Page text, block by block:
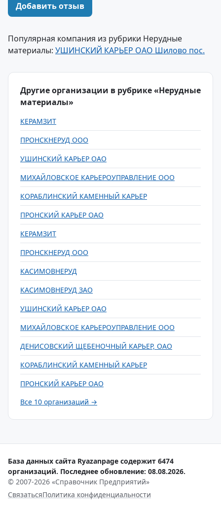
Добавить отзыв
Популярная компания из рубрики Нерудные
материалы: УШИНСКИЙ КАРЬЕР ОАО Шилово пос.
Другие организации в рубрике «Нерудные
материалы»
КЕРАМЗИТ
ПРОНСКНЕРУД ООО
УШИНСКИЙ КАРЬЕР ОАО
МИХАЙЛОВСКОЕ КАРЬЕРОУПРАВЛЕНИЕ ООО
КОРАБЛИНСКИЙ КАМЕННЫЙ КАРЬЕР
ПРОНСКИЙ КАРЬЕР ОАО
КЕРАМЗИТ
ПРОНСКНЕРУД ООО
КАСИМОВНЕРУД
КАСИМОВНЕРУД ЗАО
УШИНСКИЙ КАРЬЕР ОАО
МИХАЙЛОВСКОЕ КАРЬЕРОУПРАВЛЕНИЕ ООО
ДЕНИСОВСКИЙ ЩЕБЕНОЧНЫЙ КАРЬЕР, ОАО
КОРАБЛИНСКИЙ КАМЕННЫЙ КАРЬЕР
ПРОНСКИЙ КАРЬЕР ОАО
Все 10 организаций →
База данных сайта Ryazanpage содержит 6474
организаций. Последнее обновление: 08.08.2026.
© 2007-2026 «Справочник Предприятий»
СвязатьсяПолитика конфиденциальности